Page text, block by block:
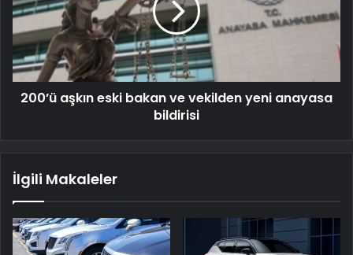
200’ü aşkın eski bakan ve vekilden yeni anayasa
bildirisi
İlgili Makaleler